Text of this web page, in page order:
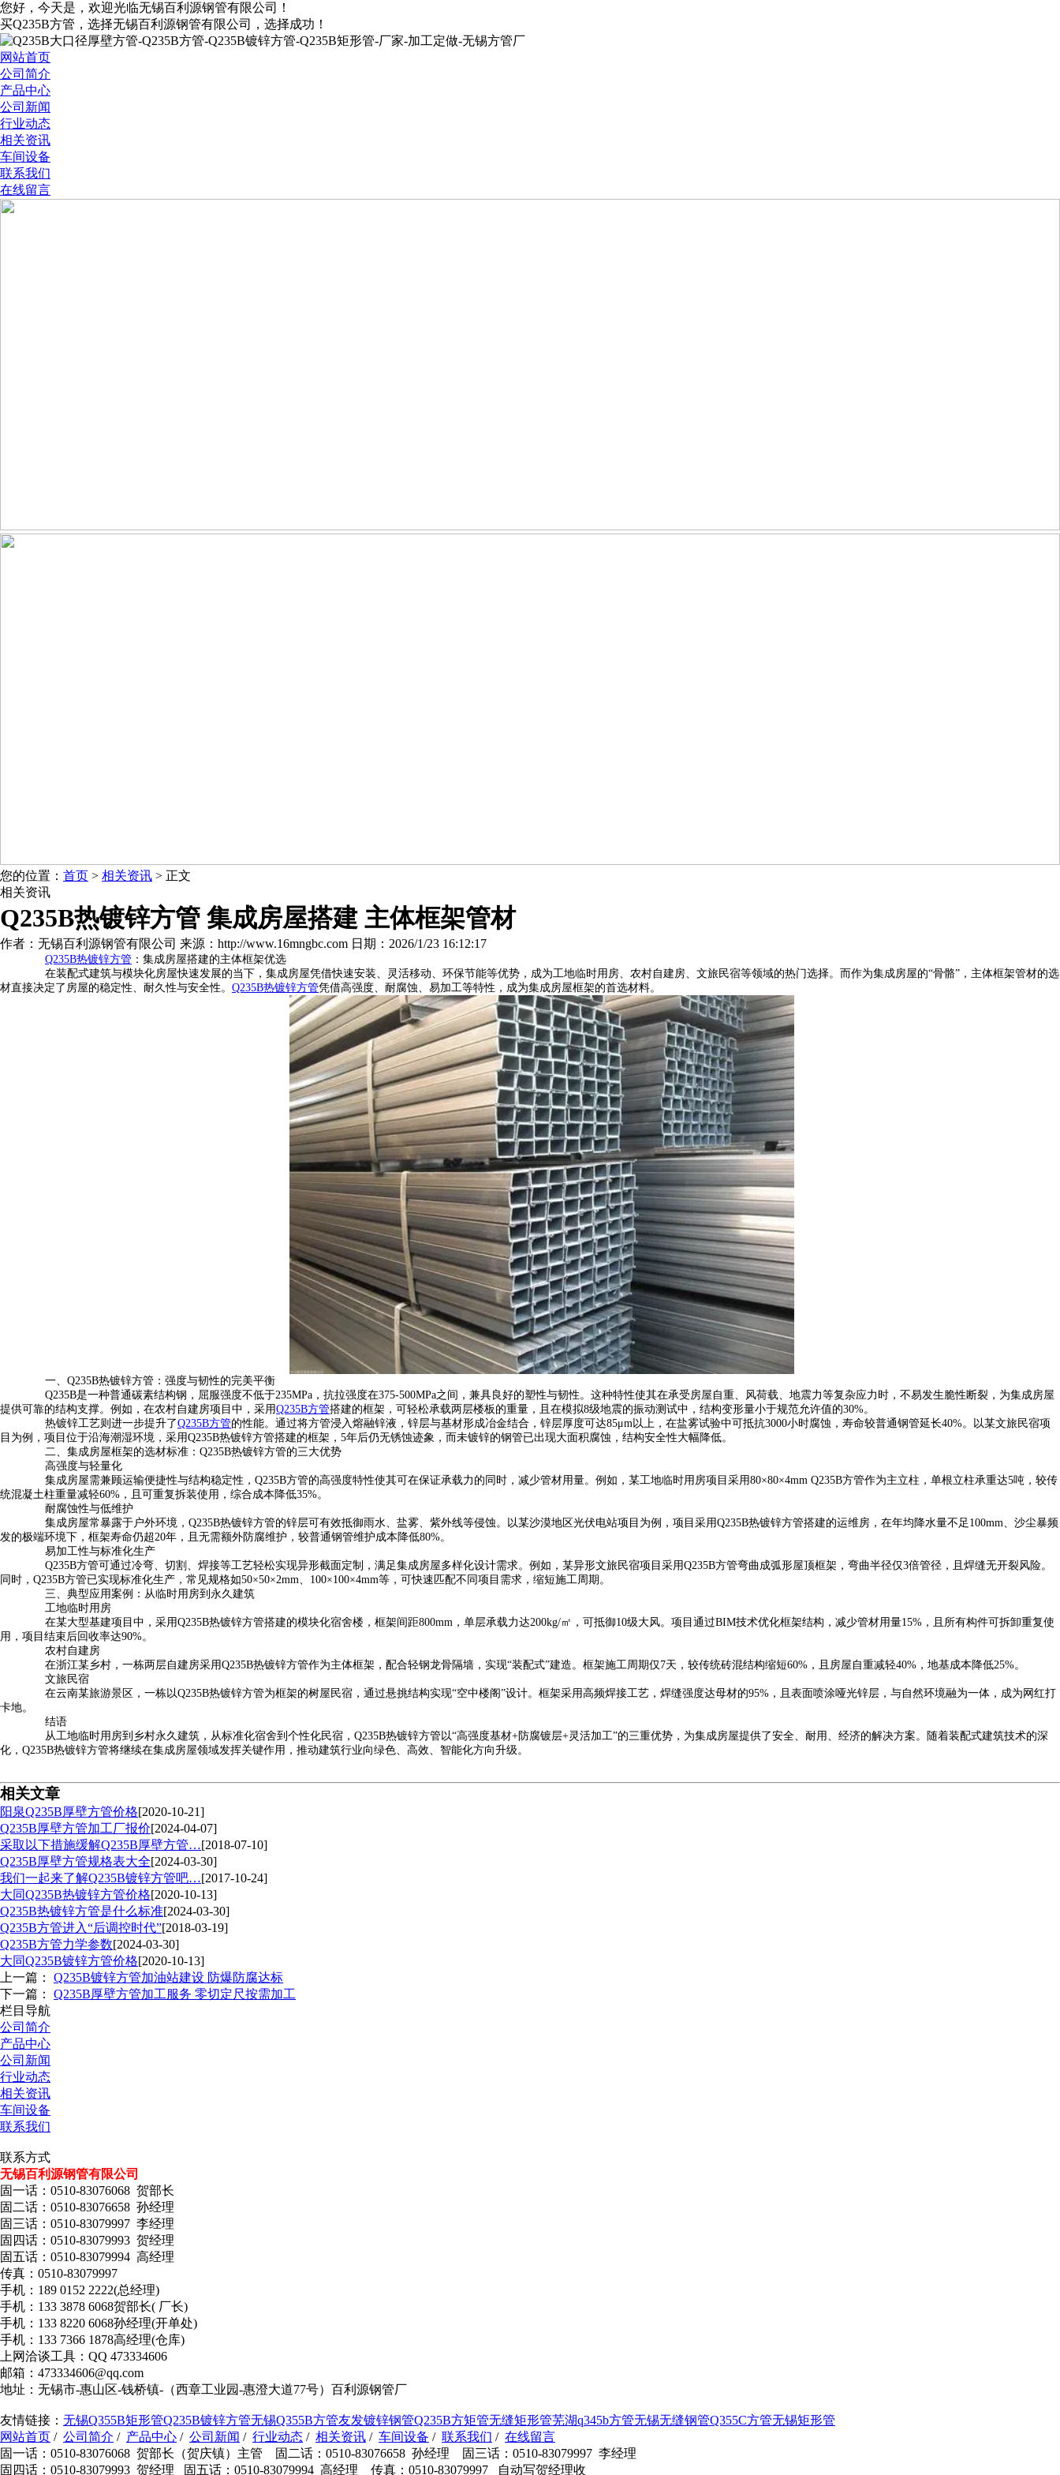
您好，今天是 ，欢迎光临无锡百利源钢管有限公司！
买Q235B方管，选择无锡百利源钢管有限公司，选择成功！
网站首页
公司简介
产品中心
公司新闻
行业动态
相关资讯
车间设备
联系我们
在线留言
您的位置： 首页 > 相关资讯 > 正文
相关资讯
Q235B热镀锌方管 集成房屋搭建 主体框架管材
作者：无锡百利源钢管有限公司 来源：http://www.16mngbc.com 日期：2026/1/23 16:12:17
Q235B热镀锌方管 ：集成房屋搭建的主体框架优选
在装配式建筑与模块化房屋快速发展的当下，集成房屋凭借快速安装、灵活移动、环保节能等优势，成为工地临时用房、农村自建房、文旅民宿等领域的热门选择。而作为集成房屋的“骨骼”，主体框架管材的选
材直接决定了房屋的稳定性、耐久性与安全性。 Q235B热镀锌方管凭借高强度、耐腐蚀、易加工等特性，成为集成房屋框架的首选材料。
一、Q235B热镀锌方管：强度与韧性的完美平衡
Q235B是一种普通碳素结构钢，屈服强度不低于235MPa，抗拉强度在375-500MPa之间，兼具良好的塑性与韧性。这种特性使其在承受房屋自重、风荷载、地震力等复杂应力时，不易发生脆性断裂，为集成房屋
提供可靠的结构支撑。例如，在农村自建房项目中，采用Q235B方管搭建的框架，可轻松承载两层楼板的重量，且在模拟8级地震的振动测试中，结构变形量小于规范允许值的30%。
热镀锌工艺则进一步提升了Q235B方管的性能。通过将方管浸入熔融锌液，锌层与基材形成冶金结合，锌层厚度可达85μm以上，在盐雾试验中可抵抗3000小时腐蚀，寿命较普通钢管延长40%。以某文旅民宿项
目为例，项目位于沿海潮湿环境，采用Q235B热镀锌方管搭建的框架，5年后仍无锈蚀迹象，而未镀锌的钢管已出现大面积腐蚀，结构安全性大幅降低。
二、集成房屋框架的选材标准：Q235B热镀锌方管的三大优势
高强度与轻量化
集成房屋需兼顾运输便捷性与结构稳定性，Q235B方管的高强度特性使其可在保证承载力的同时，减少管材用量。例如，某工地临时用房项目采用80×80×4mm Q235B方管作为主立柱，单根立柱承重达5吨，较传
统混凝土柱重量减轻60%，且可重复拆装使用，综合成本降低35%。
耐腐蚀性与低维护
集成房屋常暴露于户外环境，Q235B热镀锌方管的锌层可有效抵御雨水、盐雾、紫外线等侵蚀。以某沙漠地区光伏电站项目为例，项目采用Q235B热镀锌方管搭建的运维房，在年均降水量不足100mm、沙尘暴频
发的极端环境下，框架寿命仍超20年，且无需额外防腐维护，较普通钢管维护成本降低80%。
易加工性与标准化生产
Q235B方管可通过冷弯、切割、焊接等工艺轻松实现异形截面定制，满足集成房屋多样化设计需求。例如，某异形文旅民宿项目采用Q235B方管弯曲成弧形屋顶框架，弯曲半径仅3倍管径，且焊缝无开裂风险。
同时，Q235B方管已实现标准化生产，常见规格如50×50×2mm、100×100×4mm等，可快速匹配不同项目需求，缩短施工周期。
三、典型应用案例：从临时用房到永久建筑
工地临时用房
在某大型基建项目中，采用Q235B热镀锌方管搭建的模块化宿舍楼，框架间距800mm，单层承载力达200kg/㎡，可抵御10级大风。项目通过BIM技术优化框架结构，减少管材用量15%，且所有构件可拆卸重复使
用，项目结束后回收率达90%。
农村自建房
在浙江某乡村，一栋两层自建房采用Q235B热镀锌方管作为主体框架，配合轻钢龙骨隔墙，实现“装配式”建造。框架施工周期仅7天，较传统砖混结构缩短60%，且房屋自重减轻40%，地基成本降低25%。
文旅民宿
在云南某旅游景区，一栋以Q235B热镀锌方管为框架的树屋民宿，通过悬挑结构实现“空中楼阁”设计。框架采用高频焊接工艺，焊缝强度达母材的95%，且表面喷涂哑光锌层，与自然环境融为一体，成为网红打
卡地。
结语
从工地临时用房到乡村永久建筑，从标准化宿舍到个性化民宿，Q235B热镀锌方管以“高强度基材+防腐镀层+灵活加工”的三重优势，为集成房屋提供了安全、耐用、经济的解决方案。随着装配式建筑技术的深
化，Q235B热镀锌方管将继续在集成房屋领域发挥关键作用，推动建筑行业向绿色、高效、智能化方向升级。
相关文章
阳泉Q235B厚壁方管价格[2020-10-21]
Q235B厚壁方管加工厂报价[2024-04-07]
采取以下措施缓解Q235B厚壁方管…[2018-07-10]
Q235B厚壁方管规格表大全[2024-03-30]
我们一起来了解Q235B镀锌方管吧…[2017-10-24]
大同Q235B热镀锌方管价格[2020-10-13]
Q235B热镀锌方管是什么标准[2024-03-30]
Q235B方管进入“后调控时代”[2018-03-19]
Q235B方管力学参数[2024-03-30]
大同Q235B镀锌方管价格[2020-10-13]
上一篇： Q235B镀锌方管加油站建设 防爆防腐达标
下一篇： Q235B厚壁方管加工服务 零切定尺按需加工
栏目导航
公司简介
产品中心
公司新闻
行业动态
相关资讯
车间设备
联系我们
联系方式
无锡百利源钢管有限公司
固一话：0510-83076068 贺部长
固二话：0510-83076658 孙经理
固三话：0510-83079997 李经理
固四话：0510-83079993 贺经理
固五话：0510-83079994 高经理
传真：0510-83079997
手机：189 0152 2222(总经理)
手机：133 3878 6068贺部长( 厂长)
手机：133 8220 6068孙经理(开单处)
手机：133 7366 1878高经理(仓库)
上网洽谈工具：QQ 473334606
邮箱：473334606@qq.com
地址：无锡市-惠山区-钱桥镇-（西章工业园-惠澄大道77号）百利源钢管厂
友情链接： 无锡Q355B矩形管Q235B镀锌方管无锡Q355B方管友发镀锌钢管Q235B方矩管无缝矩形管芜湖q345b方管无锡无缝钢管Q355C方管无锡矩形管
网站首页 / 公司简介 / 产品中心 / 公司新闻 / 行业动态 / 相关资讯 / 车间设备 / 联系我们 / 在线留言
固一话：0510-83076068 贺部长（贺庆镇）主管 固二话：0510-83076658 孙经理 固三话：0510-83079997 李经理
固四话：0510-83079993 贺经理 固五话：0510-83079994 高经理 传真：0510-83079997 自动写贺经理收